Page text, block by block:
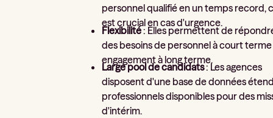
personnel qualifié en un temps record,
est crucial en cas d'urgence.
Flexibilité: Elles permettent de
des besoins de personnel à court terme
engagement à long terme.
Large pool de candidats: Les agences
disposent d'une base de données
professionnels disponibles pour des
d'intérim.